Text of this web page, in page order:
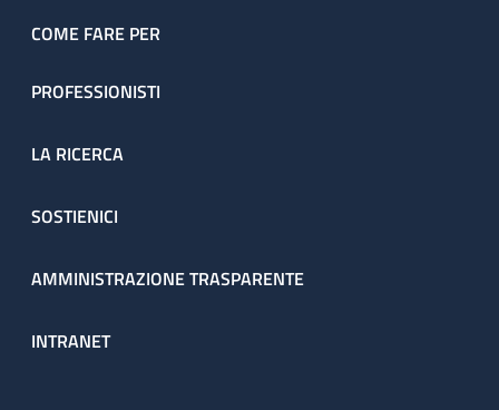
COME FARE PER
PROFESSIONISTI
LA RICERCA
SOSTIENICI
AMMINISTRAZIONE TRASPARENTE
INTRANET